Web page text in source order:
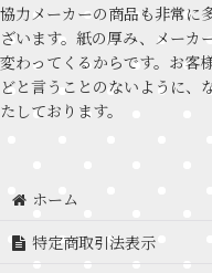
協力メーカーの商品も非常に
ざいます。紙の厚み、メーカ
変わってくるからです。お客
どと言うことのないように、
たしております。
ホーム
特定商取引法表示